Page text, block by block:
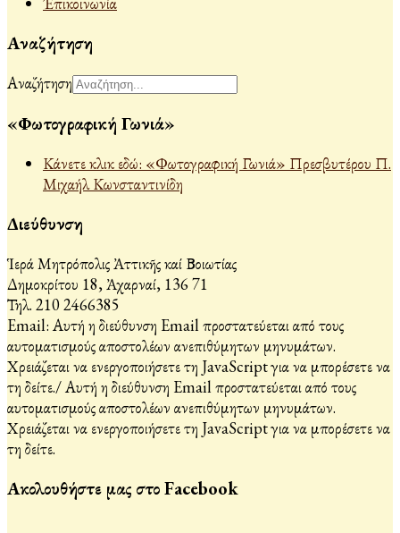
Αναζήτηση
Αναζήτηση
«Φωτογραφική Γωνιά»
Κάνετε κλικ εδώ: «Φωτογραφική Γωνιά» Πρεσβυτέρου Π.
Μιχαήλ Κωνσταντινίδη
Διεύθυνση
Ἱερά Μητρόπολις Ἀττικῆς καί Βοιωτίας
Δημοκρίτου 18, Ἀχαρναί, 136 71
Τηλ. 210 2466385
Email: Αυτή η διεύθυνση Email προστατεύεται από τους
αυτοματισμούς αποστολέων ανεπιθύμητων μηνυμάτων.
Χρειάζεται να ενεργοποιήσετε τη JavaScript για να μπορέσετε να
τη δείτε./Αυτή η διεύθυνση Email προστατεύεται από τους
αυτοματισμούς αποστολέων ανεπιθύμητων μηνυμάτων.
Χρειάζεται να ενεργοποιήσετε τη JavaScript για να μπορέσετε να
τη δείτε.
Ακολουθήστε μας στο Facebook